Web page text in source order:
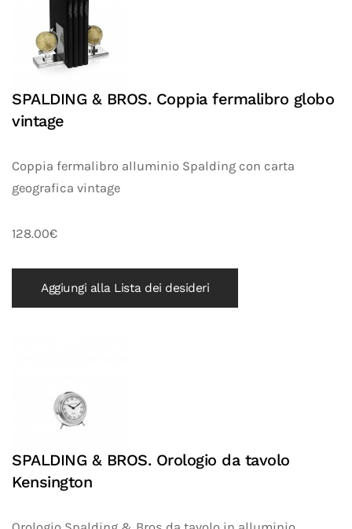
SPALDING & BROS. Coppia fermalibro globo
vintage
Coppia fermalibro alluminio Spalding con carta
geografica vintage
128.00€
Aggiungi alla Lista dei desideri
SPALDING & BROS. Orologio da tavolo
Kensington